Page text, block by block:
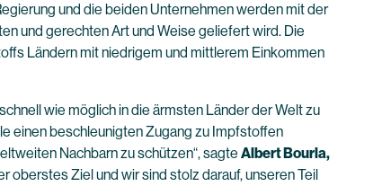
und die beiden Unternehmen werden mit der
und gerechten Art und Weise geliefert wird. Die
Ländern mit niedrigem und mittlerem Einkommen
wie möglich in die ärmsten Länder der Welt zu
einen beschleunigten Zugang zu Impfstoffen
Nachbarn zu schützen“, sagte Albert Bourla,
oberstes Ziel und wir sind stolz darauf, unseren Teil